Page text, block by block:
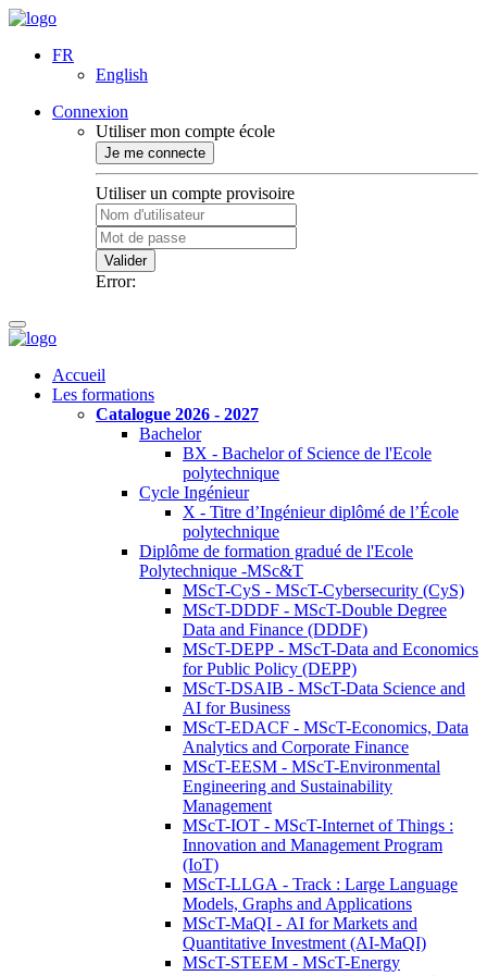
FR
English
Connexion
Utiliser mon compte école
Je me connecte
Utiliser un compte provisoire
Valider
Error:
Accueil
Les formations
Catalogue 2026 - 2027
Bachelor
BX - Bachelor of Science de l'Ecole
polytechnique
Cycle Ingénieur
X - Titre d’Ingénieur diplômé de l’École
polytechnique
Diplôme de formation gradué de l'Ecole
Polytechnique -MSc&T
MScT-CyS - MScT-Cybersecurity (CyS)
MScT-DDDF - MScT-Double Degree
Data and Finance (DDDF)
MScT-DEPP - MScT-Data and Economics
for Public Policy (DEPP)
MScT-DSAIB - MScT-Data Science and
AI for Business
MScT-EDACF - MScT-Economics, Data
Analytics and Corporate Finance
MScT-EESM - MScT-Environmental
Engineering and Sustainability
Management
MScT-IOT - MScT-Internet of Things :
Innovation and Management Program
(IoT)
MScT-LLGA - Track : Large Language
Models, Graphs and Applications
MScT-MaQI - AI for Markets and
Quantitative Investment (AI-MaQI)
MScT-STEEM - MScT-Energy